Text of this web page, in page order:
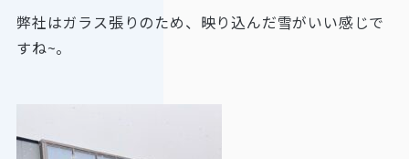
弊社はガラス張りのため、映り込んだ雪がいい感じで
すね~。